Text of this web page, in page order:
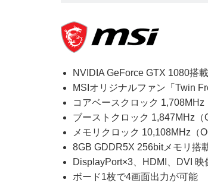
NVIDIA GeForce GTX 1080搭載
MSIオリジナルファン「Twin
コアベースクロック 1,708MHz
ブーストクロック 1,847MHz（
メモリクロック 10,108MHz（
8GB GDDR5X 256bitメモリ搭
DisplayPort×3、HDMI、DVI 映
ボード1枚で4画面出力が可能